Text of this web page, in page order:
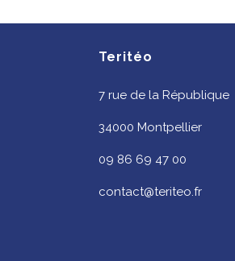
Teritéo
7 rue de la République
34000 Montpellier
09 86 69 47 00
contact@teriteo.fr